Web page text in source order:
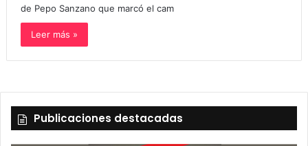
de Pepo Sanzano que marcó el cam
Leer más »
Publicaciones destacadas